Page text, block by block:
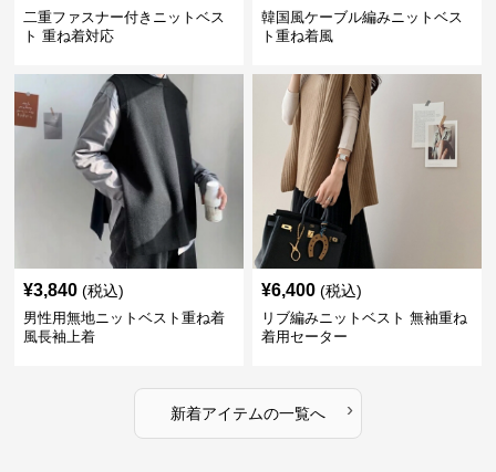
二重ファスナー付きニットベス
ト 重ね着対応
韓国風ケーブル編みニットベス
ト重ね着風
¥3,840 (税込)
男性用無地ニットベスト重ね着
風長袖上着
¥6,400 (税込)
リブ編みニットベスト 無袖重ね
着用セーター
新着アイテムの一覧へ ›